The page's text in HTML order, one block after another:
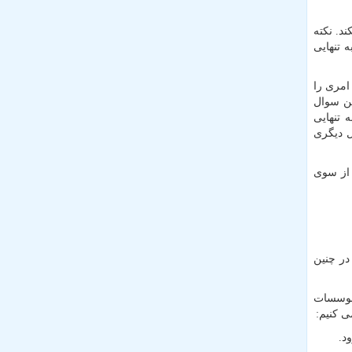
نکته
تنهایی
را
سوال
تنهایی
دیگری
از سوی
چنین
کنیم: